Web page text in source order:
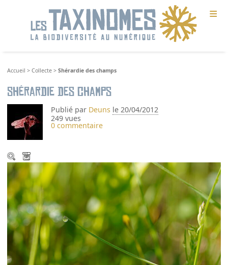
≡
Accueil >Collecte >Shérardie des champs
Shérardie des champs
Publié par Deuns le 20/04/2012
249 vues
0 commentaire